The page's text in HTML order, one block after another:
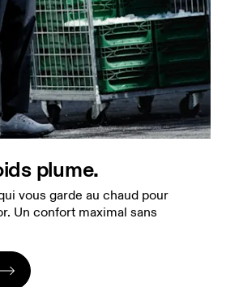
plume.
vous garde au chaud pour
Un confort maximal sans